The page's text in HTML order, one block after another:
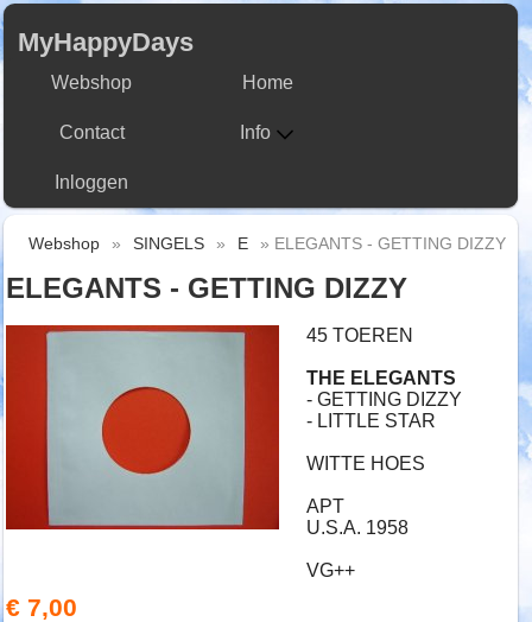
MyHappyDays
Webshop Home
Contact Info
Inloggen
Webshop » SINGELS » E » ELEGANTS - GETTING DIZZY
ELEGANTS - GETTING DIZZY
45 TOEREN
THE ELEGANTS
- GETTING DIZZY
- LITTLE STAR
WITTE HOES
APT
U.S.A. 1958
VG++
€ 7,00